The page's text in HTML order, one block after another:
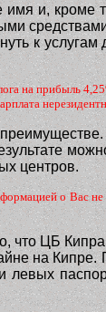
и, кроме
к
на прибыль
центров.
о Вас
что ЦБ
на